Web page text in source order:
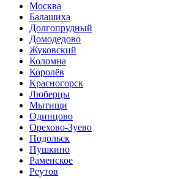
Москва
Балашиха
Долгопрудный
Домодедово
Жуковский
Коломна
Королёв
Красногорск
Люберцы
Мытищи
Одинцово
Орехово-Зуево
Подольск
Пушкино
Раменское
Реутов